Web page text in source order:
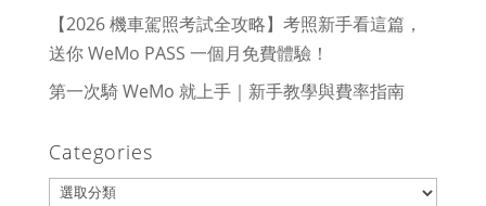
【2026 機車駕照考試全攻略】考照新手看這篇，
送你 WeMo PASS 一個月免費體驗！
第一次騎 WeMo 就上手｜新手教學與費率指南
Categories
Categories